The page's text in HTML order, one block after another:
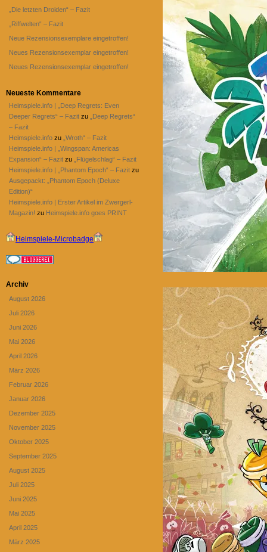
„Die letzten Droiden“ – Fazit
„Riffwelten“ – Fazit
Neue Rezensionsexemplare eingetroffen!
Neues Rezensionsexemplar eingetroffen!
Neues Rezensionsexemplar eingetroffen!
Neueste Kommentare
Heimspiele.info | „Deep Regrets: Even
Deeper Regrets“ – Fazit zu
„Deep Regrets“
– Fazit
Heimspiele.info zu „Wroth“ – Fazit
Heimspiele.info | „Wingspan: Americas
Expansion“ – Fazit zu
„Flügelschlag“ – Fazit
Heimspiele.info | „Phantom Epoch“ – Fazit zu
Ausgepackt: „Phantom Epoch (Deluxe
Edition)“
Heimspiele.info | Erster Artikel im Zwergerl-
Magazin! zu Heimspiele.info goes PRINT
Heimspiele-Microbadge
Archiv
August 2026
Juli 2026
Juni 2026
Mai 2026
April 2026
März 2026
Februar 2026
Januar 2026
Dezember 2025
November 2025
Oktober 2025
September 2025
August 2025
Juli 2025
Juni 2025
Mai 2025
April 2025
März 2025